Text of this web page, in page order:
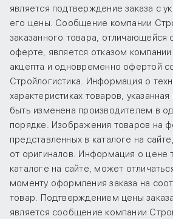
является подтверждение заказа с
его цены. Сообщение компании
заказанного товара, отличающейся
оферте, является отказом
акцепта и одновременно офертой
Стройлогистика. Информация о
характеристиках товаров,
быть изменена производителем в
порядке. Изображения товаров на
представленных в каталоге на
от оригиналов. Информация о цене
каталоге на сайте, может
моменту оформления заказа на
товар. Подтверждением цены
является сообщение компании